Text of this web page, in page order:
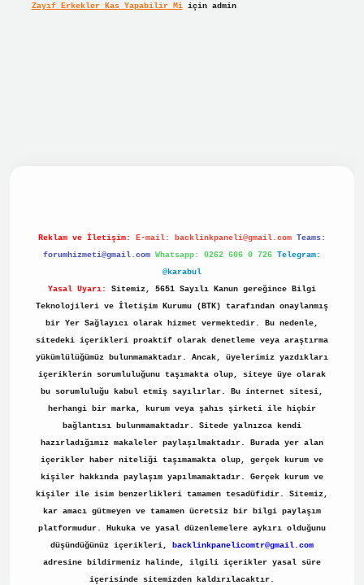
Zayıf Erkekler Kas Yapabilir Miiçin admin
Reklam ve İletişim: E-mail: backlinkpaneli@gmail.com Teams:
forumhizmeti@gmail.com Whatsapp: 0262 606 0 726 Telegram:
@karabul
Yasal Uyarı:
Sitemiz, 5651 Sayılı Kanun gereğince Bilgi
Teknolojileri ve İletişim Kurumu (BTK) tarafından onaylanmış
bir Yer Sağlayıcı olarak hizmet vermektedir. Bu nedenle,
sitedeki içerikleri proaktif olarak denetleme veya araştırma
yükümlülüğümüz bulunmamaktadır. Ancak, üyelerimiz yazdıkları
içeriklerin sorumluluğunu taşımakta olup, siteye üye olarak
bu sorumluluğu kabul etmiş sayılırlar. Bu internet sitesi,
herhangi bir marka, kurum veya şahıs şirketi ile hiçbir
bağlantısı bulunmamaktadır. Sitede yalnızca kendi
hazırladığımız makaleler paylaşılmaktadır. Burada yer alan
içerikler haber niteliği taşımamakta olup, gerçek kurum ve
kişiler hakkında paylaşım yapılmamaktadır. Gerçek kurum ve
kişiler ile isim benzerlikleri tamamen tesadüfidir. Sitemiz,
kar amacı gütmeyen ve tamamen ücretsiz bir bilgi paylaşım
platformudur. Hukuka ve yasal düzenlemelere aykırı olduğunu
düşündüğünüz içerikleri,
backlinkpanelicomtr@gmail.com
adresine bildirmeniz halinde, ilgili içerikler yasal süre
içerisinde sitemizden kaldırılacaktır.